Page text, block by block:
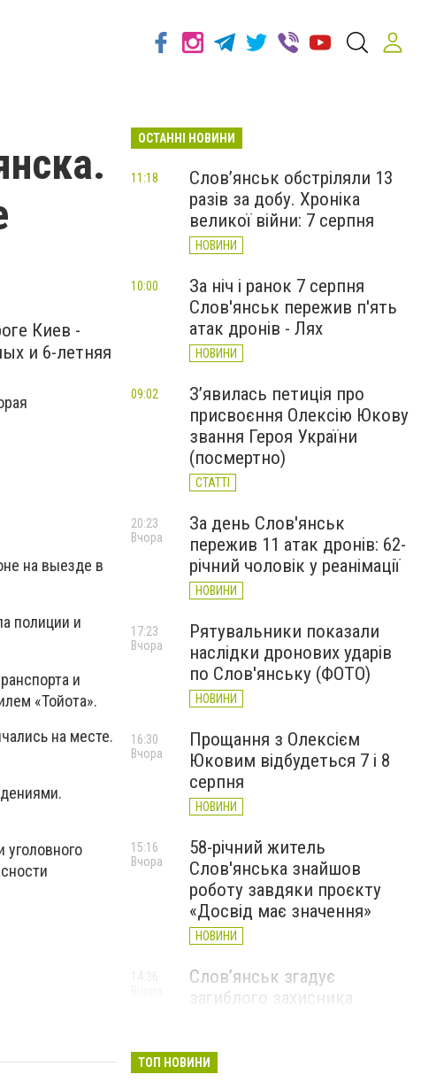
Киев -
и 6-летняя
на выезде в
полиции и
и
«Тойота».
на месте.
ОСТАННІ НОВИНИ
Слов’янськ обстріляли 13
разів за добу. Хроніка
великої війни: 7 серпня
НОВИНИ
11:18
За ніч і ранок 7 серпня
Слов'янськ пережив п'ять
атак дронів - Лях
НОВИНИ
10:00
З’явилась петиція про
присвоєння Олексію Юкову
звання Героя України
(посмертно)
СТАТТІ
09:02
За день Слов'янськ
пережив 11 атак дронів: 62-
річний чоловік у реанімації
НОВИНИ
20:23
Вчора
Рятувальники показали
наслідки дронових ударів
по Слов'янську (ФОТО)
НОВИНИ
17:23
Вчора
Прощання з Олексієм
Юковим відбудеться 7 і 8
серпня
НОВИНИ
16:30
Вчора
58-річний житель
Слов'янська знайшов
роботу завдяки проєкту
«Досвід має значення»
НОВИНИ
15:16
Вчора
Слов’янськ згадує
загиблого захисника
НОВИНИ
ТОП НОВИНИ